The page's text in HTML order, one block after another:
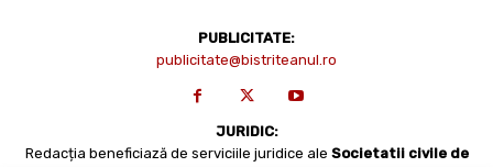
PUBLICITATE:
publicitate@bistriteanul.ro
JURIDIC:
Redacția beneficiază de serviciile juridice ale Societatii civile de